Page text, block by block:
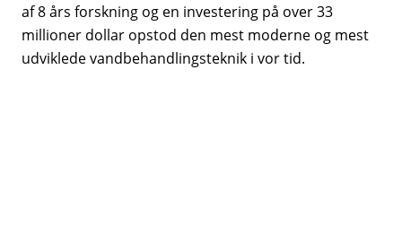
af 8 års forskning og en investering på over 33
millioner dollar opstod den mest moderne og mest
udviklede vandbehandlingsteknik i vor tid.